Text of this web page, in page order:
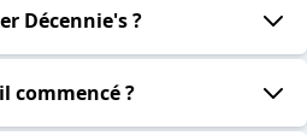
Décennie's ?
commencé ?